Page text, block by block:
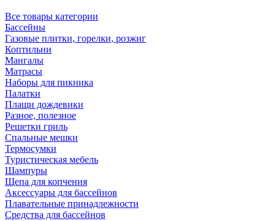
Все товары категории
Бассейны
Газовые плитки, горелки, розжиг
Коптильни
Мангалы
Матрасы
Наборы для пикника
Палатки
Плащи дождевики
Разное, полезное
Решетки гриль
Спальные мешки
Термосумки
Туристическая мебель
Шампуры
Щепа для копчения
Аксессуары для бассейнов
Плавательные принадлежности
Средства для бассейнов